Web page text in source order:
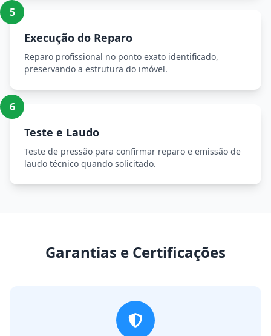
5
Execução do Reparo
Reparo profissional no ponto exato identificado,
preservando a estrutura do imóvel.
6
Teste e Laudo
Teste de pressão para confirmar reparo e emissão de
laudo técnico quando solicitado.
Garantias e Certificações